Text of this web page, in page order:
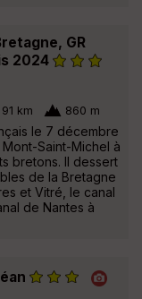
GR
2024
91 km 860 m
le 7 décembre
Saint-Michel à
bretons. Il dessert
de la Bretagne
et Vitré, le canal
de Nantes à